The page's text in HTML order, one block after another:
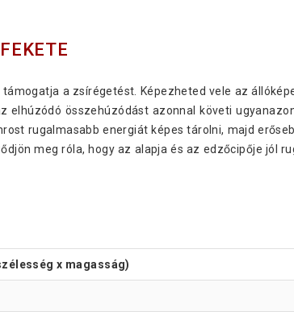
a zsírégetést. Képezheted vele az
elhúzódó összehúzódást azonnal követi
rugalmasabb energiát képes tárolni, majd
meg róla, hogy az alapja és az edzőcipője jól
x magasság)